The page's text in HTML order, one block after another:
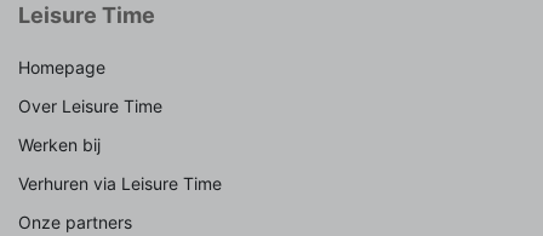
Leisure Time
Homepage
Over Leisure Time
Werken bij
Verhuren via Leisure Time
Onze partners